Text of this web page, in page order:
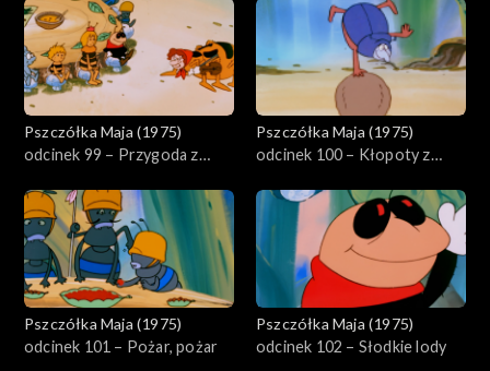
Pszczółka Maja (1975)
odcinek 99 – Przygoda z
Pszczółka Maja (1975)
odcinek 100 – Kłopoty z
Pszczółka Maja (1975)
odcinek 101 – Pożar, pożar
Pszczółka Maja (1975)
odcinek 102 – Słodkie lody